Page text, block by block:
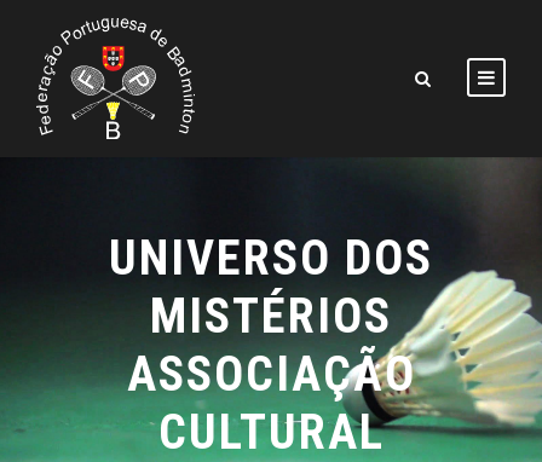
UNIVERSO DOS
MISTÉRIOS
ASSOCIAÇÃO
CULTURAL